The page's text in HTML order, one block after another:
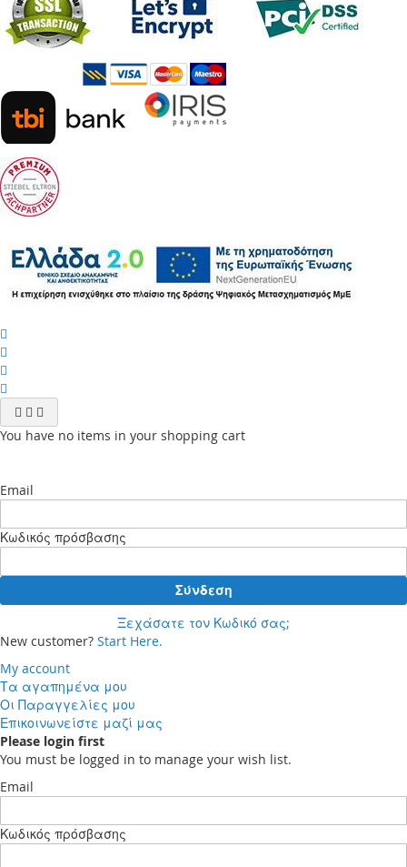
You have no items in your shopping cart
Email
Κωδικός πρόσβασης
Σύνδεση
Ξεχάσατε τον Κωδικό σας;
New customer? Start Here.
My account
Τα αγαπημένα μου
Οι Παραγγελίες μου
Επικοινωνείστε μαζί μας
Please login first
You must be logged in to manage your wish list.
Email
Κωδικός πρόσβασης